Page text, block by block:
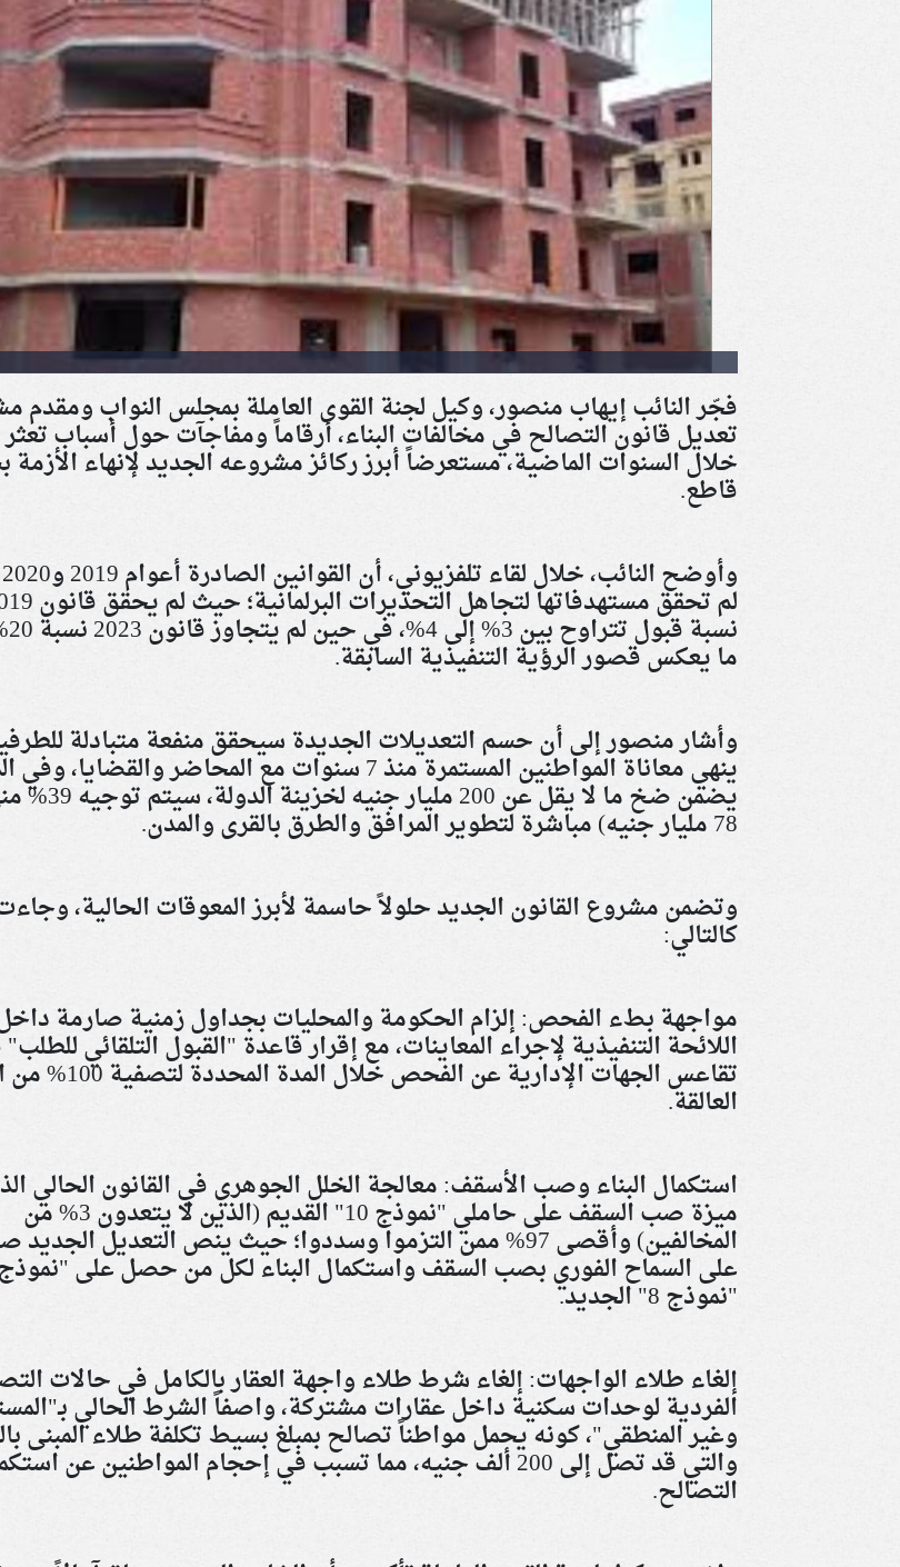
فجّر النائب إيهاب منصور، وكيل لجنة القوى العاملة بمجلس النواب ومقدم
تعديل قانون التصالح في مخالفات البناء، أرقاماً ومفاجآت حول أسباب تعثر
خلال السنوات الماضية، مستعرضاً أبرز ركائز مشروعه الجديد لإنهاء
قاطع.
نسبة
ما يعكس قصور الرؤية التنفيذية السابقة.
وأشار منصور إلى أن حسم التعديلات الجديدة سيحقق منفعة متبادلة
ينهي معاناة المواطنين المستمرة منذ 7 سنوات مع المحاضر والقضايا،
يضمن ضخ ما لا يقل عن 200
78 مليار جنيه) مباشرة لتطوير المرافق والطرق بالقرى والمدن
.
وتضمن مشروع القانون الجديد حلولاً حاسمة لأبرز المعوقات الحالية،
كالتالي:
مواجهة بطء الفحص: إلزام الحكومة والمحليات بجداول زمنية صارمة
اللائحة التنفيذية لإجراء المعاينات، مع إقرار قاعدة "القبول التلقائي
تقاعس الجهات الإدارية عن الفحص
العالقة.
استكمال البناء وصب الأسقف: معالجة الخلل الجوهري في القانون الحالي
ميزة صب السقف على حاملي "نموذج 10" القديم (الذين لا يتعدون 3% من
المخالفين) وأقصى 97% ممن التزموا وسددوا؛ حيث ينص التعديل
"نموذج 8" الجديد
.
إلغاء طلاء الواجهات: إلغاء شرط طلاء واجهة العقار بالكامل في حالات
الفردية لوحدات سكنية داخل عقارات مشتركة، واصفاً الشرط الحالي
وغير المنطقي"، كونه يحمل مواطناً تصالح بمبلغ بسيط تكلفة طلاء المبنى
والتي قد تصل إلى 200 ألف جنيه، مما تسبب في إحجام المواطنين عن
التصالح.